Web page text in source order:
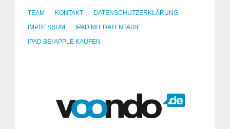
TEAM KONTAKT
DATENSCHUTZERKLÄRUNG
IMPRESSUM
IPAD MIT DATENTARIF
IPAD BEI APPLE KAUFEN